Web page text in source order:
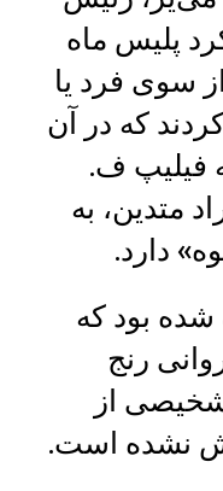
پلیس ماه
سوی فرد یا
که در آن
فیلیپ ف.
متدین، به
دارد.
شده بود که
رنج
از
نشده است.